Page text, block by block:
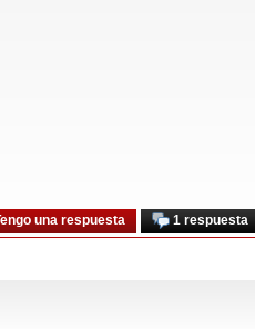
1 respuesta
una respuesta